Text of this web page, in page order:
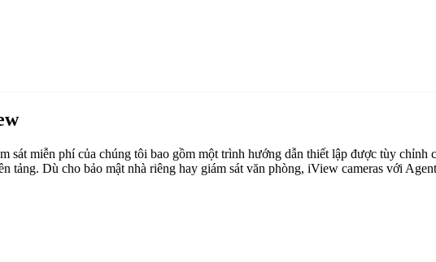
sát miễn phí của chúng tôi bao gồm một trình hướng dẫn thiết lập được tùy
tảng. Dù cho bảo mật nhà riêng hay giám sát văn phòng, iView cameras với